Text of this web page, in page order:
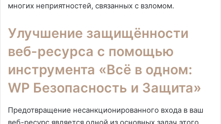
многих неприятностей, связанных с взломом.
Улучшение защищённости
веб-ресурса с помощью
инструмента «Всё в одном:
WP Безопасность и Защита»
Предотвращение несанкционированного входа в ваш